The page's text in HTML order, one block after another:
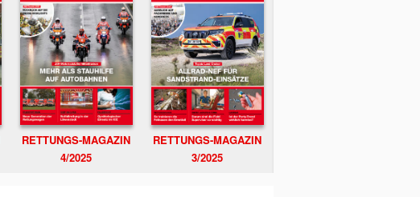
RETTUNGS-MAGAZIN
4/2025
RETTUNGS-MAGAZIN
3/2025